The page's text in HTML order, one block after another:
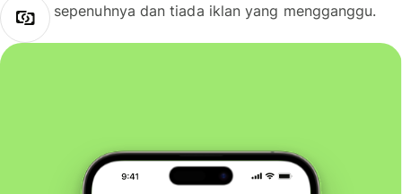
sepenuhnya dan tiada iklan yang mengganggu.